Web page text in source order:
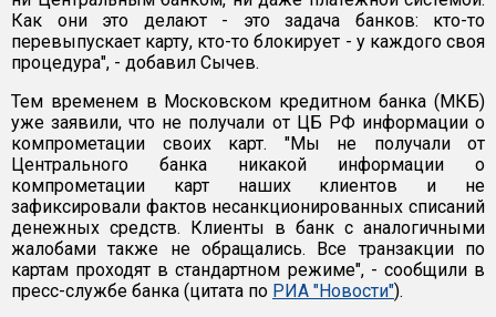
Как они это делают - это задача банков: кто-то
перевыпускает карту, кто-то блокирует - у каждого своя
процедура", - добавил Сычев.
Тем временем в Московском кредитном банка (МКБ)
уже заявили, что не получали от ЦБ РФ информации о
компрометации своих карт. "Мы не получали от
Центрального банка никакой информации о
компрометации карт наших клиентов и не
зафиксировали фактов несанкционированных списаний
денежных средств. Клиенты в банк с аналогичными
жалобами также не обращались. Все транзакции по
картам проходят в стандартном режиме", - сообщили в
пресс-службе банка (цитата по РИА "Новости").